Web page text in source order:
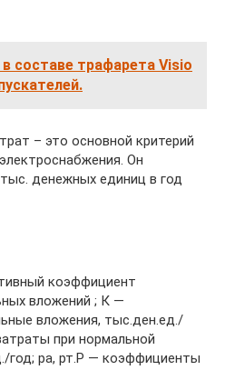
составе трафарета Visio
– это основной критерий
Он
денежных единиц в год
коэффициент
вложений ; К —
вло­жения, тыс.ден.ед./
при нормальной
год; ра, рт.Р — коэффициенты